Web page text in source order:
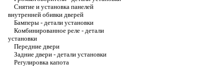
Снятие и установка панелей
внутренней обивки дверей
Бамперы - детали установки
Комбинированное реле - детали
установки
Передние двери
Задние двери - детали установки
Регулировка капота